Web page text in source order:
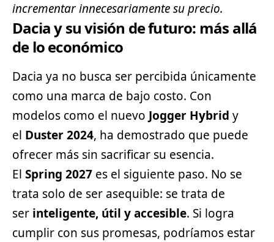
incrementar innecesariamente su precio.
Dacia y su visión de futuro: más allá
de lo económico
Dacia ya no busca ser percibida únicamente
como una marca de bajo costo. Con
modelos como el nuevo Jogger Hybrid y
el Duster 2024, ha demostrado que puede
ofrecer más sin sacrificar su esencia.
El Spring 2027 es el siguiente paso. No se
trata solo de ser asequible: se trata de
ser inteligente, útil y accesible. Si logra
cumplir con sus promesas, podríamos estar